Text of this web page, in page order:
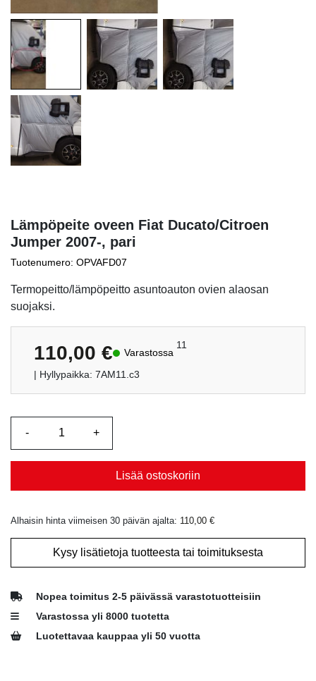
Lämpöpeite oveen Fiat Ducato/Citroen
Jumper 2007-, pari
Tuotenumero: OPVAFD07
Termopeitto/lämpöpeitto asuntoauton ovien alaosan
suojaksi.
110,00 € Varastossa
11
| Hyllypaikka: 7AM11.c3
Lisää ostoskoriin
Alhaisin hinta viimeisen 30 päivän ajalta: 110,00 €
Kysy lisätietoja tuotteesta tai toimituksesta
Nopea toimitus 2-5 päivässä varastotuotteisiin
Varastossa yli 8000 tuotetta
Luotettavaa kauppaa yli 50 vuotta